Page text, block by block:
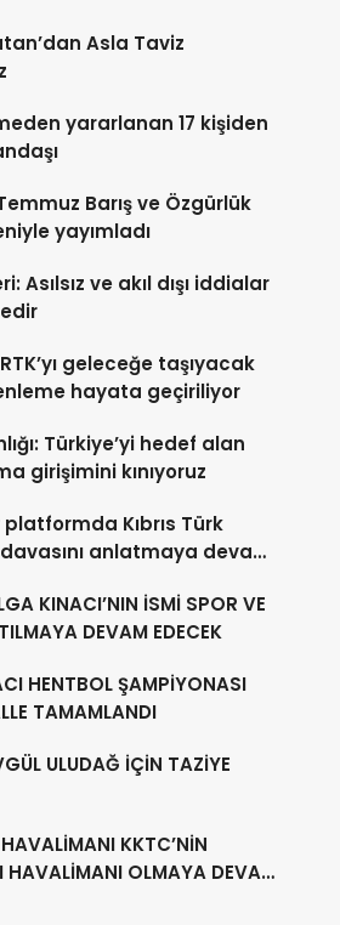
Asla Taviz
yararlanan 17 kişiden
Barış ve Özgürlük
yayımladı
Asılsız ve akıl dışı iddialar
geleceğe taşıyacak
hayata geçiriliyor
Türkiye’yi hedef alan
girişimini kınıyoruz
Kıbrıs Türk
davasını anlatmaya devam
KINACI’NIN İSMİ SPOR VE
DEVAM EDECEK
HENTBOL ŞAMPİYONASI
TAMAMLANDI
ULUDAĞ İÇİN TAZİYE
KKTC’NİN
HAVALİMANI OLMAYA DEVAM